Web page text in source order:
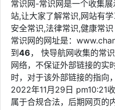
常识网-常识网是一个收集
站,让大家了解常识,网站有
安全常识,法律常识,健康常识
常识网的网址是：
到46， 快导航网收集的常
网络，不保证外部链接的实
时，对于该外部链接的指向
2022年11月29日 pm10:21
属于合规合法，后期网页的